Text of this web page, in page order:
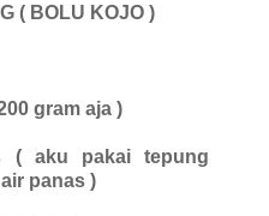
( BOLU KOJO )
gram aja )
( aku pakai tepung
panas )